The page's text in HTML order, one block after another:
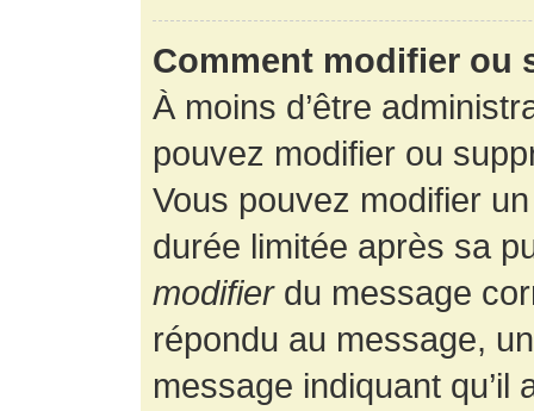
Comment modifier ou
À moins d’être
pouvez modifier ou
Vous pouvez modifier
durée limitée après sa
modifierdu message
répondu au message,
message indiquant